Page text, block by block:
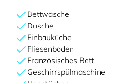
Bettwäsche
Dusche
Einbauküche
Fliesenboden
Französisches Bett
Geschirrspülmaschine